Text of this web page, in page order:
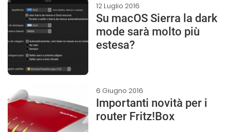
12 Luglio 2016
Su macOS Sierra la dark
mode sarà molto più
estesa?
6 Giugno 2016
Importanti novità per i
router Fritz!Box